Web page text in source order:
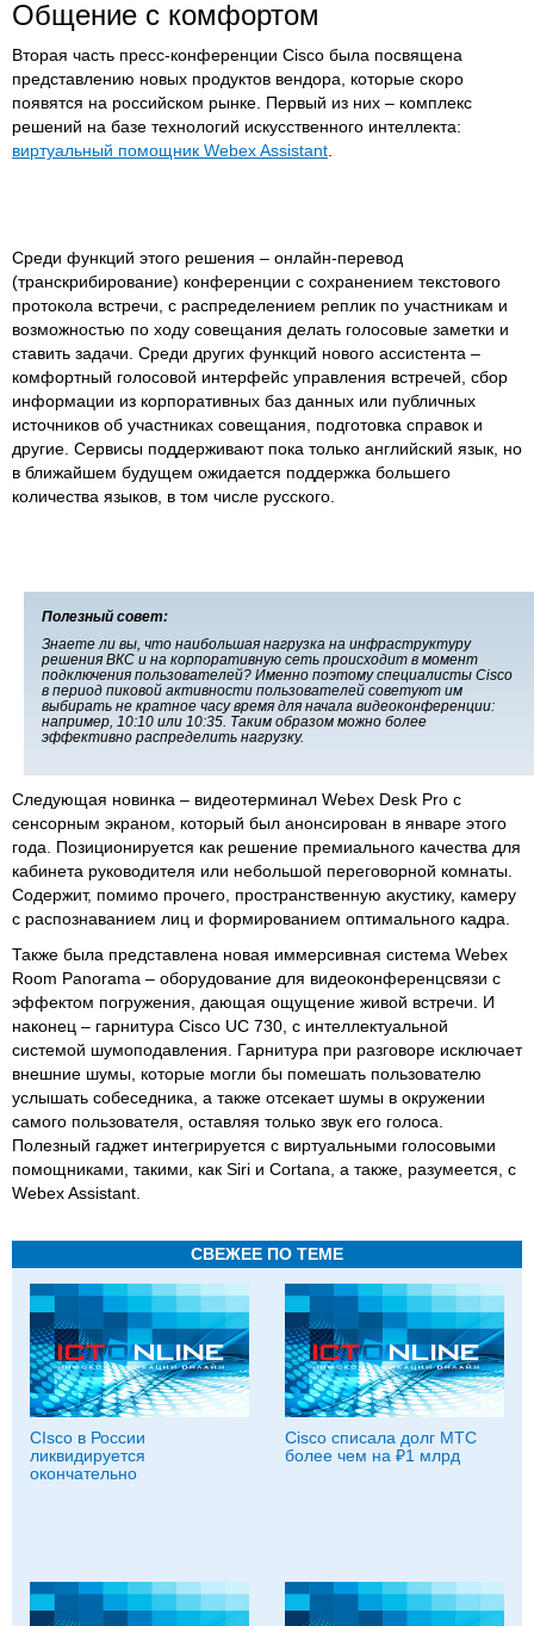
Общение с комфортом
Вторая часть пресс-конференции Cisco была посвящена
представлению новых продуктов вендора, которые скоро
появятся на российском рынке. Первый из них – комплекс
решений на базе технологий искусственного интеллекта:
виртуальный помощник Webex Assistant
Среди функций этого решения – онлайн-перевод
(транскрибирование) конференции с сохранением текстового
протокола встречи, с распределением реплик по участникам и
возможностью по ходу совещания делать голосовые заметки и
ставить задачи. Среди других функций нового ассистента –
комфортный голосовой интерфейс управления встречей, сбор
информации из корпоративных баз данных или публичных
источников об участниках совещания, подготовка справок и
другие. Сервисы поддерживают пока только английский язык, но
в ближайшем будущем ожидается поддержка большего
количества языков, в том числе русского.
Полезный совет:
Знаете ли вы, что наибольшая нагрузка на инфраструктуру
решения ВКС и на корпоративную сеть происходит в момент
подключения пользователей? Именно поэтому специалисты Cisco
в период пиковой активности пользователей советуют им
выбирать не кратное часу время для начала видеоконференции:
например, 10:10 или 10:35. Таким образом можно более
эффективно распределить нагрузку.
Следующая новинка – видеотерминал Webex Desk Pro с
сенсорным экраном, который был анонсирован в январе этого
года. Позиционируется как решение премиального качества для
кабинета руководителя или небольшой переговорной комнаты.
Содержит, помимо прочего, пространственную акустику, камеру
с распознаванием лиц и формированием оптимального кадра.
Также была представлена новая иммерсивная система Webex
Room Panorama – оборудование для видеоконференцсвязи с
эффектом погружения, дающая ощущение живой встречи. И
наконец – гарнитура Cisco UC 730, с интеллектуальной
системой шумоподавления. Гарнитура при разговоре исключает
внешние шумы, которые могли бы помешать пользователю
услышать собеседника, а также отсекает шумы в окружении
самого пользователя, оставляя только звук его голоса.
Полезный гаджет интегрируется с виртуальными голосовыми
помощниками, такими, как Siri и Cortana, а также, разумеется, с
Webex Assistant.
СВЕЖЕЕ ПО ТЕМЕ
СIsco в России
ликвидируется
окончательно
Cisco списала долг МТС
более чем на ₽1 млрд